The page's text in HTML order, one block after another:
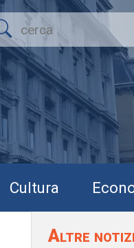
Cultura
Altre